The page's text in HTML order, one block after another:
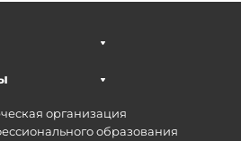
организация
образования